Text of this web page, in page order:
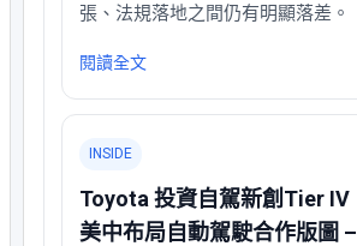
張、法規落地之間仍有明顯落差。
閱讀全文
INSIDE
Toyota 投資自駕新創Tier IV
美中布局自動駕駛合作版圖